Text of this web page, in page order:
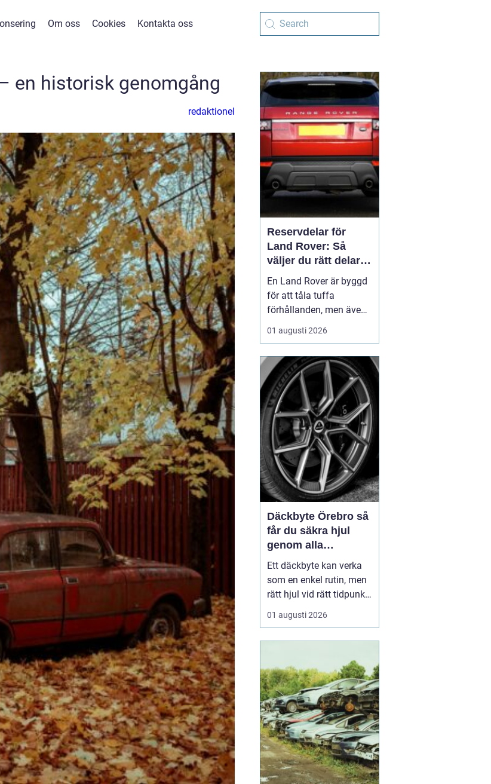
Om oss Cookies Kontakta oss
en historisk genomgång
redaktionel
Reservdelar för
Land Rover: Så
väljer du rätt delar
för lång livslängd
och trygg körning
En Land Rover är byggd
för att tåla tuffa
förhållanden, men även
den mest robusta bil
slits med tiden. När
drivlina börjar ge sig
avgör valet av delar hur
bilen kommer att fu...
01 augusti 2026
Däckbyte Örebro så
får du säkra hjul
genom alla
säsonger
Ett däckbyte kan verka
som en enkel rutin, men
rätt hjul vid rätt tidpunkt
är avgörande för både
säkerhet, komfort och
snabbt och somrarna
bjuda på både regn och
hetta, behöver bilägare
ha koll på lagar, vä...
01 augusti 2026